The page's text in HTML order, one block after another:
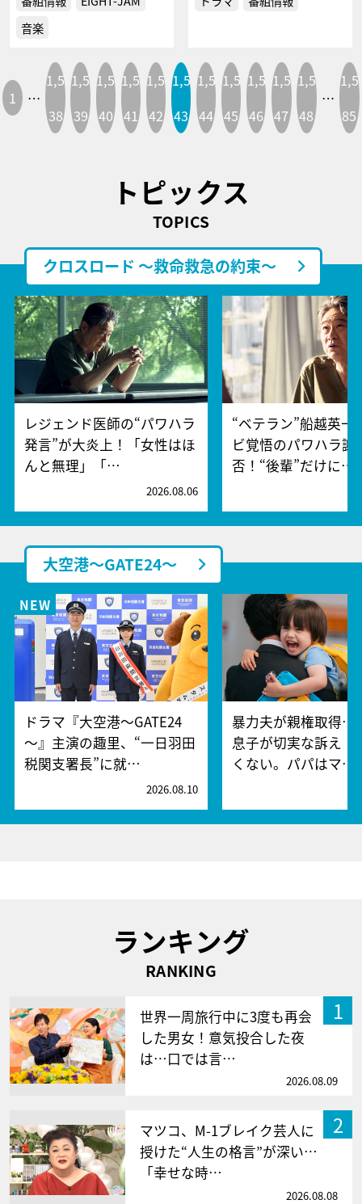
音楽
1 …
1,5
38
1,5
39
1,5
40
1,5
41
1,5
42
1,5
43
1,5
44
1,5
45
1,5
46
1,5
47
1,5
48
…
1,5
85
トピックス
TOPICS
クロスロード ～救命救急の約束～
レジェンド医師の“パワハラ
発言”が大炎上！「女性はほ
んと無理」「…
2026.08.06
“ベテラン”船越英一
ビ覚悟のパワハラ謝
否！“後輩”だけに…
大空港～GATE24～
ドラマ『大空港～GATE24
～』主演の趣里、“一日羽田
税関支署長”に就…
2026.08.10
暴力夫が親権取得…
息子が切実な訴え「
くない。パパはマ…
ランキング
RANKING
1
世界一周旅行中に3度も再会
した男女！意気投合した夜
は…口では言…
2026.08.09
2
マツコ、M-1ブレイク芸人に
授けた“人生の格言”が深い…
「幸せな時…
2026.08.08